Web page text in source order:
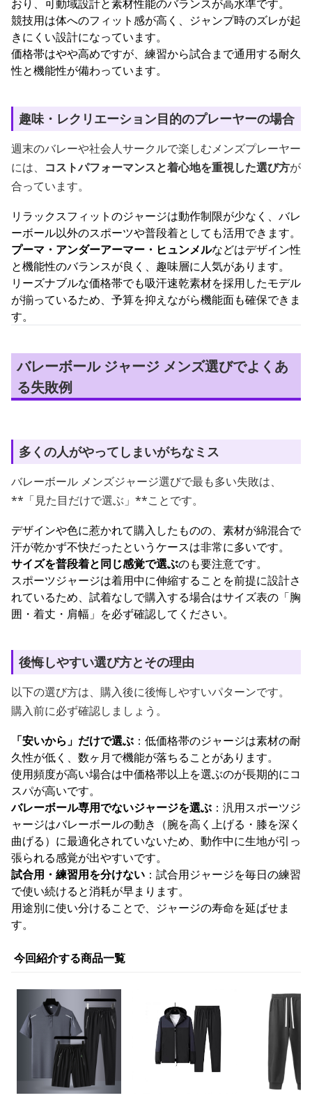
おり、可動域設計と素材性能のバランスが高水準です。
競技用は体へのフィット感が高く、ジャンプ時のズレが起
きにくい設計になっています。
価格帯はやや高めですが、練習から試合まで通用する耐久
性と機能性が備わっています。
趣味・レクリエーション目的のプレーヤーの場合
週末のバレーや社会人サークルで楽しむメンズプレーヤー
には、 コストパフォーマンスと着心地を重視した選び方が
合っています。
リラックスフィットのジャージは動作制限が少なく、バレ
ーボール以外のスポーツや普段着としても活用できます。
プーマ・アンダーアーマー・ヒュンメルなどはデザイン性
と機能性のバランスが良く、趣味層に人気があります。
リーズナブルな価格帯でも吸汗速乾素材を採用したモデル
が揃っているため、予算を抑えながら機能面も確保できま
す。
バレーボール ジャージ メンズ選びでよくあ
る失敗例
多くの人がやってしまいがちなミス
バレーボール メンズジャージ選びで最も多い失敗は、
**「見た目だけで選ぶ」**ことです。
デザインや色に惹かれて購入したものの、素材が綿混合で
汗が乾かず不快だったというケースは非常に多いです。
サイズを普段着と同じ感覚で選ぶのも要注意です。
スポーツジャージは着用中に伸縮することを前提に設計さ
れているため、試着なしで購入する場合はサイズ表の「胸
囲・着丈・肩幅」を必ず確認してください。
後悔しやすい選び方とその理由
以下の選び方は、購入後に後悔しやすいパターンです。
購入前に必ず確認しましょう。
「安いから」だけで選ぶ ：低価格帯のジャージは素材の耐
久性が低く、数ヶ月で機能が落ちることがあります。
使用頻度が高い場合は中価格帯以上を選ぶのが長期的にコ
スパが高いです。
バレーボール専用でないジャージを選ぶ ：汎用スポーツジ
ャージはバレーボールの動き（腕を高く上げる・膝を深く
曲げる）に最適化されていないため、動作中に生地が引っ
張られる感覚が出やすいです。
試合用・練習用を分けない ：試合用ジャージを毎日の練習
で使い続けると消耗が早まります。
用途別に使い分けることで、ジャージの寿命を延ばせま
す。
今回紹介する商品一覧